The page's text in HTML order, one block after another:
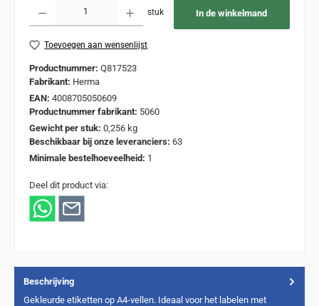
stuk In de winkelmand
Toevoegen aan wensenlijst
Productnummer: Q817523
Fabrikant: Herma
EAN: 4008705050609
Productnummer fabrikant: 5060
Gewicht per stuk: 0,256 kg
Beschikbaar bij onze leveranciers: 63
Minimale bestelhoeveelheid: 1
Deel dit product via:
Beschrijving
Gekleurde etiketten op A4-vellen. Ideaal voor het labelen met